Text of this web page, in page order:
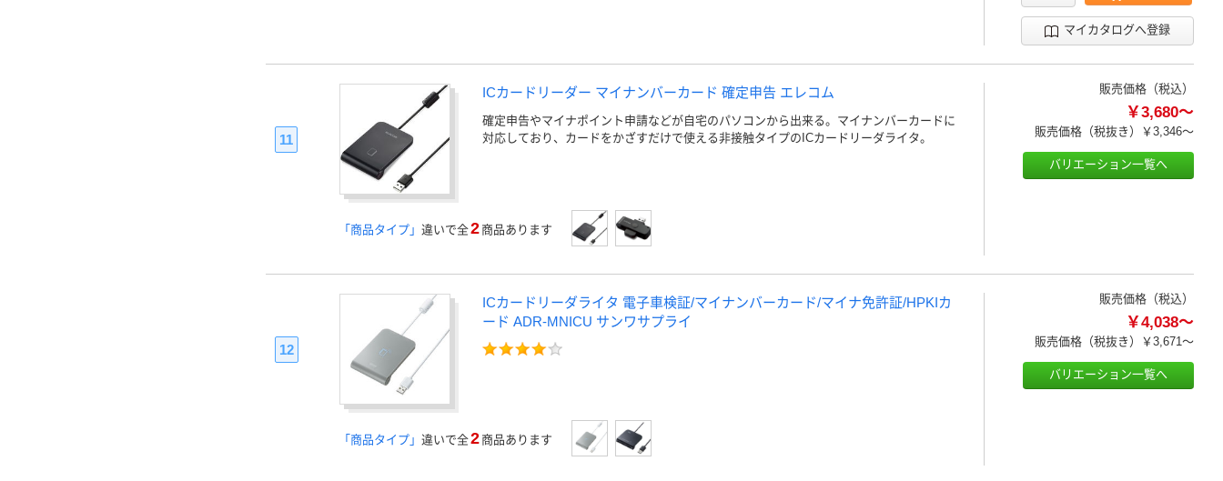
マイカタログへ登録
11
ICカードリーダー マイナンバーカード 確定申告 エレコム
確定申告やマイナポイント申請などが自宅のパソコンから出来る。マイナンバーカードに
対応しており、カードをかざすだけで使える非接触タイプのICカードリーダライタ。
「商品タイプ」 違いで全2 商品あります
販売価格（税込）
￥3,680～
販売価格（税抜き） ￥3,346～
バリエーション一覧へ
12
ICカードリーダライタ 電子車検証/マイナンバーカード/マイナ免許証/HPKIカ
ード ADR-MNICU サンワサプライ
「商品タイプ」 違いで全2 商品あります
販売価格（税込）
￥4,038～
販売価格（税抜き） ￥3,671～
バリエーション一覧へ